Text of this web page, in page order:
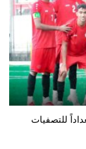
للتصفيات